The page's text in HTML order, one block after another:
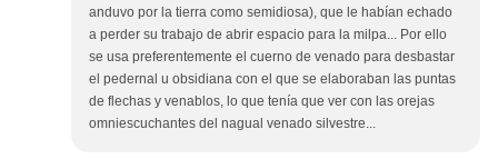
anduvo por la tierra como semidiosa), que le habían echado
a perder su trabajo de abrir espacio para la milpa... Por ello
se usa preferentemente el cuerno de venado para desbastar
el pedernal u obsidiana con el que se elaboraban las puntas
de flechas y venablos, lo que tenía que ver con las orejas
omniescuchantes del nagual venado silvestre...